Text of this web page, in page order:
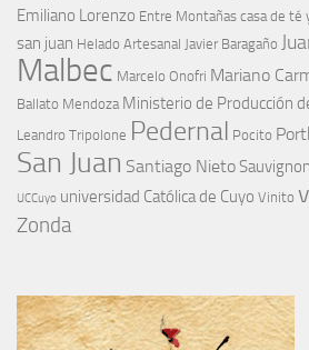
Emiliano Lorenzo Entre Montañas casa de té
san juan Helado Artesanal Javier Baragaño
Malbec Marcelo Onofri Mariano
Ballato Mendoza Ministerio de Producción
Leandro Tripolone Pedernal Pocito
San Juan Santiago Nieto
UCCuyo universidad Católica de Cuyo Vinito
Zonda